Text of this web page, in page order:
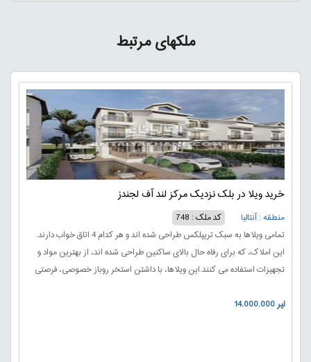
ملکهای مرتبط
خرید ویلا در بلک نزدیک مرکز لند آف لجندز
منطقه : آنتالیا
کد ملک : 748
تمامی ویلاها به سبک تریپلکس طراحی شده اند و هر کدام 4 اتاق خواب دارند.
این املاک، که برای رفاه حال بالای ساکنین طراحی شده اند، از بهترین مواد و
تجهیزات استفاده می کنند.این ویلاها، با داشتن استخر روباز خصوصی، فرصتی
14.000.000 لیر